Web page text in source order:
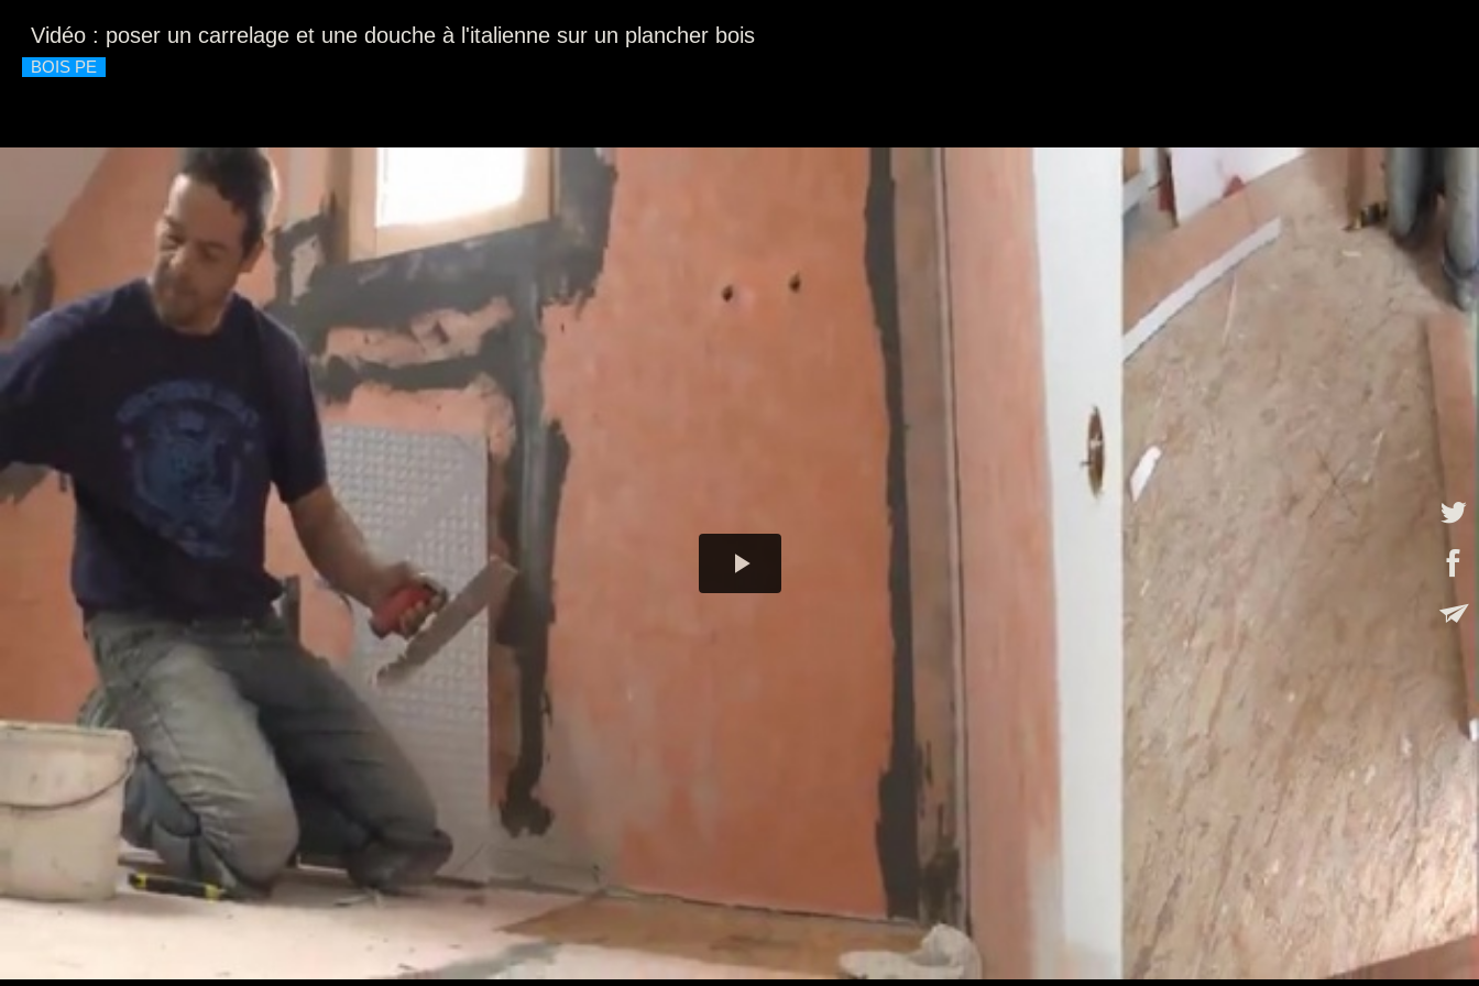
Play
Vidéo : poser un carrelage et une douche à l'italienne sur un plancher bois
BOIS PE